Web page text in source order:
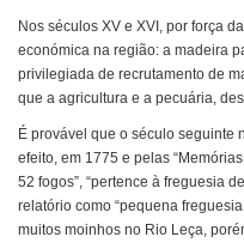
Nos séculos XV e XVI, por força
económica na região: a madeira
privilegiada de recrutamento de
que a agricultura e a pecuária,
É provável que o século seguinte
efeito, em 1775 e pelas
52 fogos”, “pertence à freguesia
relatório como “pequena
muitos moinhos no Rio Leça,